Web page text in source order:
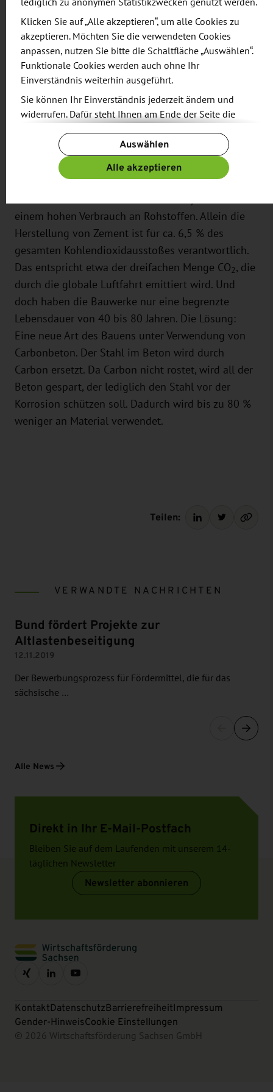
Partnerschaft für Innovation“. Das
Innovationsnetzwerk von über 160 Partnern aus
Forschungseinrichtungen, Unternehmen und
Verbänden deutschlandweit hat das Ziel, den
neuen Baustoff Carbonbeton zu erforschen und in
die Praxis zu überführen. Bis 2021 sollen in dem
Projekt alle Voraussetzungen geschaffen werden,
um die völlig neue C³-Bauweise mit Carbonbeton
zu etablieren.
Das weltweit am häufigsten verwendete Material
einem hohen Verbrauch an Rohstoffen. Allein die
Herstellung von Zement ist für ca. 6,5 % des
gesamten Kohlendioxidausstoßes verantwortlich.
Das entspricht etwa der dreifachen Menge CO2 , die
durch die globale Luftfahrt emittiert wird. Und
doch haben die Bauwerke nur eine begrenzte
Lebensdauer von 40 bis 80 Jahren. Die Lösung:
Eine neue Art des Bauens unter Verwendung von
Carbonbeton. Der Stahl im Beton wird durch
Carbon ersetzt. Da Carbon nicht rostet, wird all der
Beton gespart, der lediglich den Stahl vor der
Korrosion schützen soll. Dadurch wird bis zu 80 %
weniger an Material verwendet.
Teilen:
VERWANDTE NACHRICHTEN
Bund fördert Projekte zur
Altlastenbeseitigung
12.11.2019
Der Bewerbungsprozess für Fördermittel, die für das
sächsische …
Alle News
Direkt in Ihr E-Mail-Postfach
Bleiben Sie auf dem Laufenden mit unserem 14-
täglichen Newsletter
Newsletter abonnieren
KontaktDatenschutzBarrierefreiheitImpressum
Gender-HinweisCookie Einstellungen
© 2026 Wirtschaftsförderung Sachsen GmbH
lediglich zu anonymen Statistikzwecken genutzt werden.
Klicken Sie auf „Alle akzeptieren“, um alle Cookies zu
akzeptieren. Möchten Sie die verwendeten Cookies
anpassen, nutzen Sie bitte die Schaltfläche „Auswählen“.
Funktionale Cookies werden auch ohne Ihr
Einverständnis weiterhin ausgeführt.
Sie können Ihr Einverständnis jederzeit ändern und
widerrufen. Dafür steht Ihnen am Ende der Seite die
Verfügung.
Weitere Informationen finden Sie in unseren
Datenschutzbestimmungenund ergänzend in unserem
Auswählen
Alle akzeptieren